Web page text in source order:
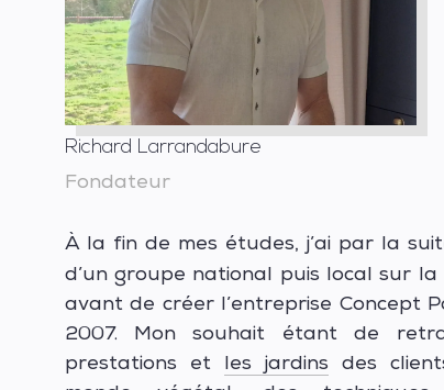
Richard Larrandabure
Fondateur
À la fin de mes études, j’ai par la
d’un groupe national puis local sur la
avant de créer l’entreprise Concept
2007. Mon souhait étant de
prestations et les jardins des